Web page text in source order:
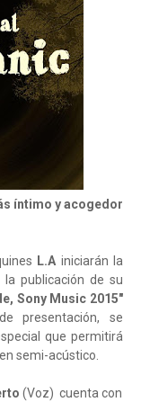
íntimo y acogedor
L.A iniciarán la
la publicación de su
Sony Music 2015"
presentación, se
que permitirá
semi-acústico.
(Voz) cuenta con